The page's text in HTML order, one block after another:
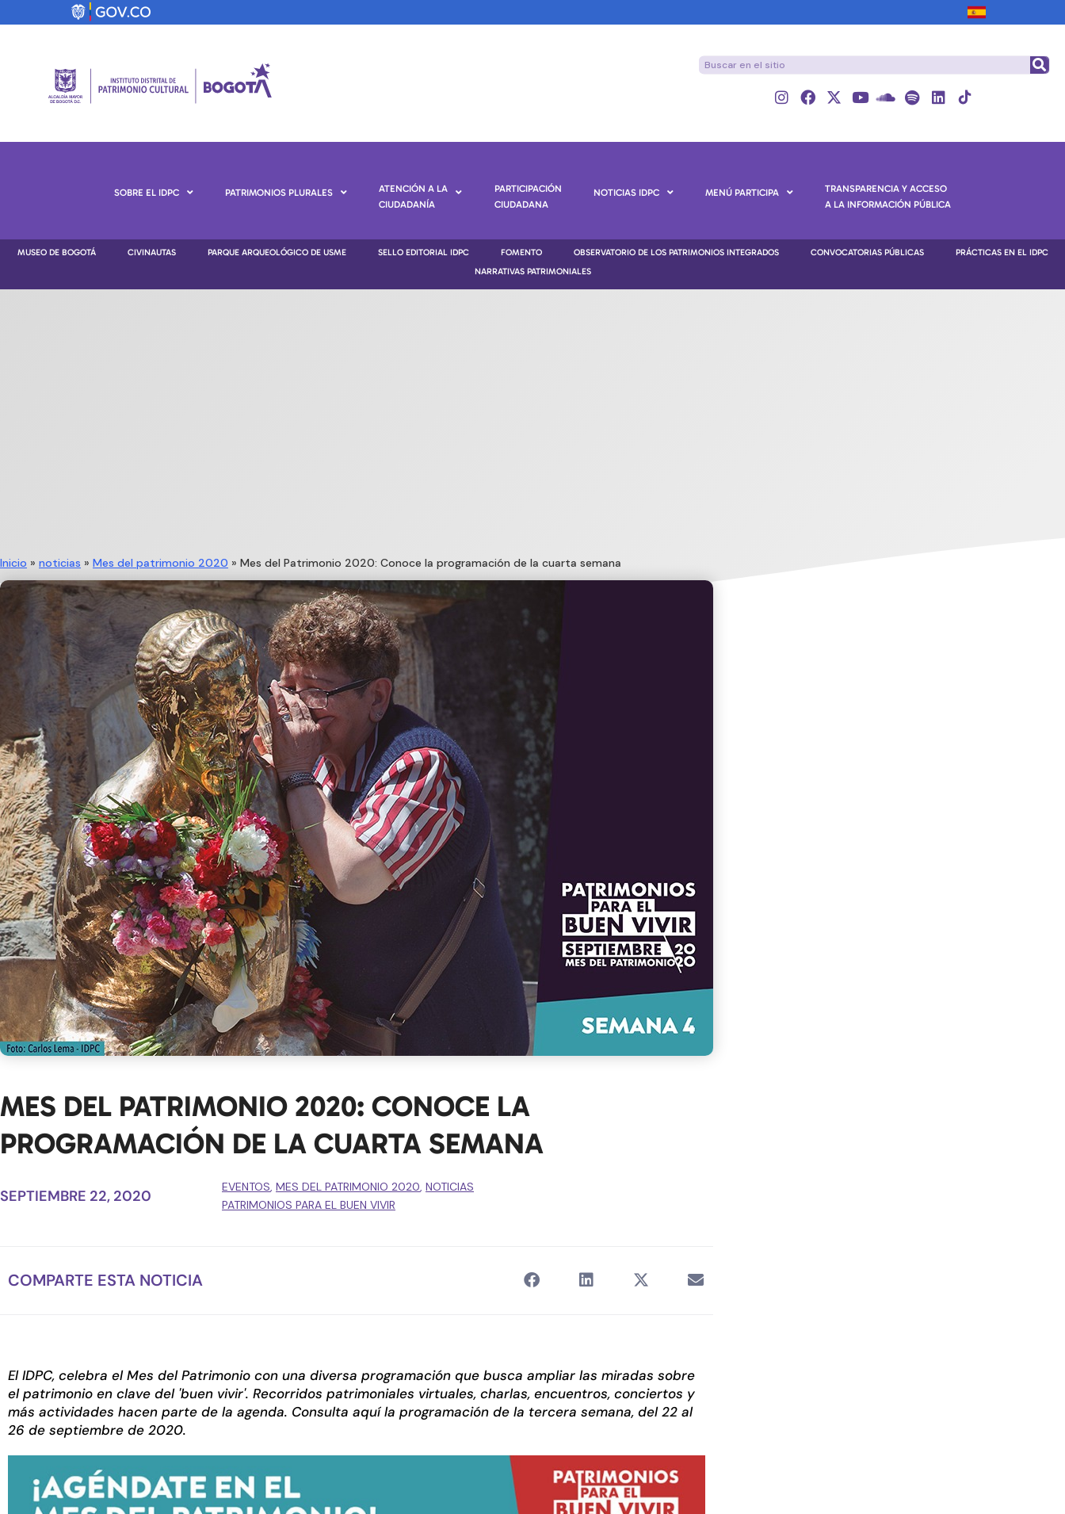
SOBRE EL IDPC PATRIMONIOS PLURALES
ATENCIÓN A LA
CIUDADANÍA
PARTICIPACIÓN
CIUDADANA
NOTICIAS IDPC MENÚ PARTICIPA
TRANSPARENCIA Y ACCESO
A LA INFORMACIÓN PÚBLICA
MUSEO DE BOGOTÁ CIVINAUTAS PARQUE ARQUEOLÓGICO DE USME SELLO EDITORIAL IDPC FOMENTO OBSERVATORIO DE LOS PATRIMONIOS INTEGRADOS CONVOCATORIAS PÚBLICAS
PRÁCTICAS EN EL IDPC
NARRATIVAS PATRIMONIALES
Inicio » noticias » Mes del patrimonio 2020 » Mes del Patrimonio 2020: Conoce la programación de la cuarta semana
MES DEL PATRIMONIO 2020: CONOCE LA
PROGRAMACIÓN DE LA CUARTA SEMANA
SEPTIEMBRE 22, 2020 EVENTOS, MES DEL PATRIMONIO 2020, NOTICIAS
PATRIMONIOS PARA EL BUEN VIVIR
COMPARTE ESTA NOTICIA
El IDPC, celebra el Mes del Patrimonio con una diversa programación que busca ampliar las miradas sobre
el patrimonio en clave del 'buen vivir'. Recorridos patrimoniales virtuales, charlas, encuentros, conciertos y
más actividades hacen parte de la agenda. Consulta aquí la programación de la tercera semana, del 22 al
26 de septiembre de 2020.